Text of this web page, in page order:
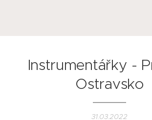
Instrumentářky -
Ostravsko
31.03.2022